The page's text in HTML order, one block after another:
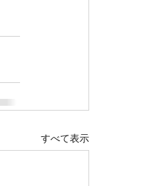
すべて表示